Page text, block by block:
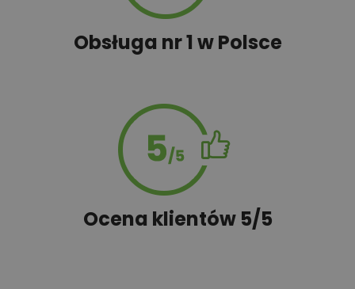
Obsługa nr 1 w Polsce
Ocena klientów 5/5